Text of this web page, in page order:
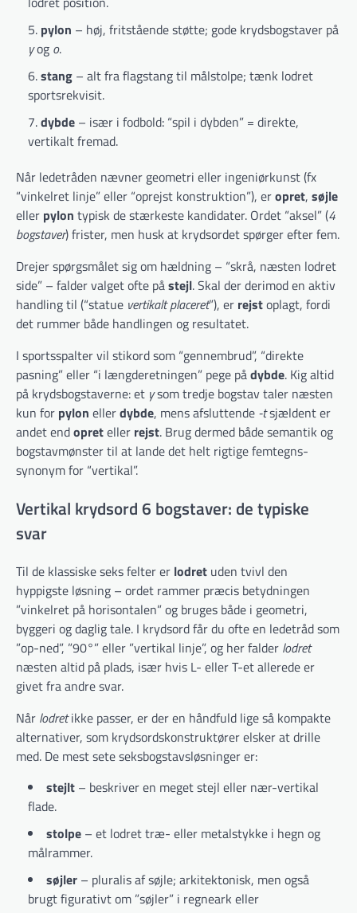
pylon – høj, fritstående støtte; gode krydsbogstaver på
yog o.
stang – alt fra flagstang til målstolpe; tænk lodret
sportsrekvisit.
dybde – især i fodbold: “spil i dybden” = direkte,
vertikalt fremad.
Når ledetråden nævner geometri eller ingeniørkunst (fx
“vinkelret linje” eller “oprejst konstruktion”), eropret, søjle
eller pylon typisk de stærkeste kandidater. Ordet “aksel” (4
bogstaver) frister, men husk at krydsordet spørger efter fem.
Drejer spørgsmålet sig om hældning – “skrå, næsten lodret
side” – falder valget ofte påstejl. Skal der derimod en aktiv
handling til (“statue vertikalt placeret”), er rejstoplagt, fordi
det rummer både handlingen og resultatet.
I sportsspalter vil stikord som “gennembrud”, “direkte
pasning” eller “i længderetningen” pege pådybde. Kig altid
på krydsbogstaverne: et ysom tredje bogstav taler næsten
kun for pylon ellerdybde, mens afsluttende -tsjældent er
andet endopreteller rejst. Brug dermed både semantik og
bogstavmønster til at lande det helt rigtige femtegns-
synonym for “vertikal”.
Vertikal krydsord 6 bogstaver: de typiske
svar
Til de klassiske seks felter er lodret uden tvivl den
hyppigste løsning – ordet rammer præcis betydningen
”vinkelret på horisontalen” og bruges både i geometri,
byggeri og daglig tale. I krydsord får du ofte en ledetråd som
”op-ned”, ”90°” eller ”vertikal linje”, og her falder lodret
næsten altid på plads, især hvis L- eller T-et allerede er
givet fra andre svar.
Når lodretikke passer, er der en håndfuld lige så kompakte
alternativer, som krydsordskonstruktører elsker at drille
med. De mest sete seksbogstavsløsninger er:
stejlt – beskriver en meget stejl eller nær-vertikal
flade.
stolpe – et lodret træ- eller metalstykke i hegn og
målrammer.
søjler – pluralis af søjle; arkitektonisk, men også
brugt figurativt om ”søjler” i regneark eller